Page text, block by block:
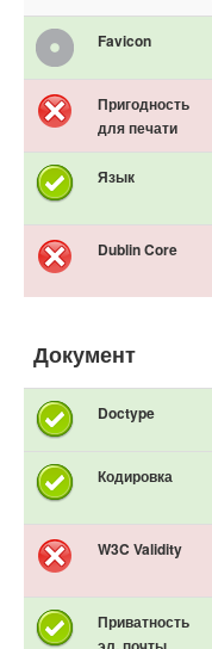
Favicon
Пригодность
для печати
Язык
Dublin Core
Документ
Doctype
Кодировка
W3C Validity
Приватность